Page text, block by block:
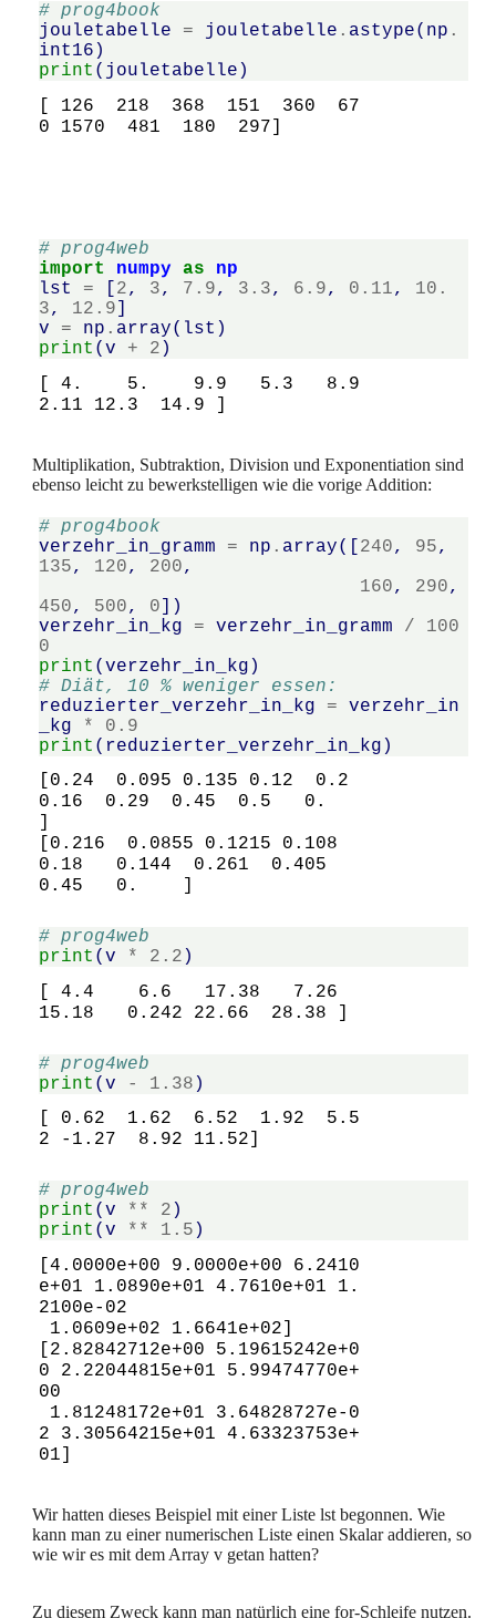
# prog4book
jouletabelle
= jouletabelle . astype( np .
int16 )
print ( jouletabelle )
[ 126  218  368  151  360  67
# prog4web
import
numpy as
np
lst
= 2, 3, 7.9, 3.3, 6.9, 0.11,
10.
3, 12.9
v
= np . array( lst )
print (v + 2 )
[ 4.    5.    9.9   5.3   8.9
Multiplikation, Subtraktion, Division und Exponentiation sind
ebenso leicht zu bewerkstelligen wie die vorige Addition:
# prog4book
verzehr_in_gramm
= np . array([ 240, 95,
135, 120, 200,
160, 290,
450, 500, 0 ])
verzehr_in_kg
= verzehr_in_gramm /
100
0
print (verzehr_in_kg )
# Diät, 10 % weniger essen:
reduzierter_verzehr_in_kg
=
verzehr_in
_kg
*
0.9
print ( reduzierter_verzehr_in_kg )
[0.24  0.095 0.135 0.12  0.2
0.16  0.29  0.45  0.5   0.
]
[0.216  0.0855 0.1215 0.108
0.18   0.144  0.261  0.405
# prog4web
print (v * 2.2 )
[ 4.4    6.6   17.38   7.26
# prog4web
print (v - 1.38 )
[ 0.62  1.62  6.52  1.92  5.5
# prog4web
print (v ** 2 )
print (v ** 1.5 )
[4.0000e+00 9.0000e+00 6.2410
e+01 1.0890e+01 4.7610e+01 1.
2100e-02
[2.82842712e+00 5.19615242e+0
0 2.22044815e+01 5.99474770e+
00
2 3.30564215e+01 4.63323753e+
Wir hatten dieses Beispiel mit einer Liste lst begonnen. Wie
kann man zu einer numerischen Liste einen Skalar addieren, so
wie wir es mit dem Array v getan hatten?
Zu diesem Zweck kann man natürlich eine for-Schleife nutzen.